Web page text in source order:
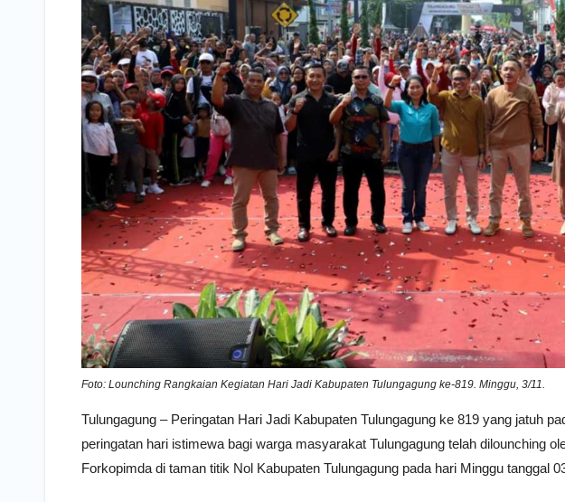
Foto: Lounching Rangkaian Kegiatan Hari Jadi Kabupaten Tulungagung ke-819. Minggu, 3/11.
Tulungagung – Peringatan Hari Jadi Kabupaten Tulungagung ke 819 yang jatuh
peringatan hari istimewa bagi warga masyarakat Tulungagung telah dilounching
Forkopimda di taman titik Nol Kabupaten Tulungagung pada hari Minggu tanggal